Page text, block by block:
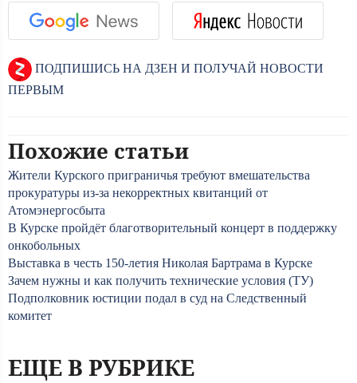
ПОДПИШИСЬ НА ДЗЕН И ПОЛУЧАЙ НОВОСТИ
ПЕРВЫМ
Похожие статьи
Жители Курского приграничья требуют вмешательства
прокуратуры из-за некорректных квитанций от
Атомэнергосбыта
В Курске пройдёт благотворительный концерт в поддержку
онкобольных
Выставка в честь 150-летия Николая Бартрама в Курске
Зачем нужны и как получить технические условия (ТУ)
Подполковник юстиции подал в суд на Следственный
комитет
ЕЩЕ В РУБРИКЕ